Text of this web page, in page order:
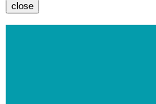
close